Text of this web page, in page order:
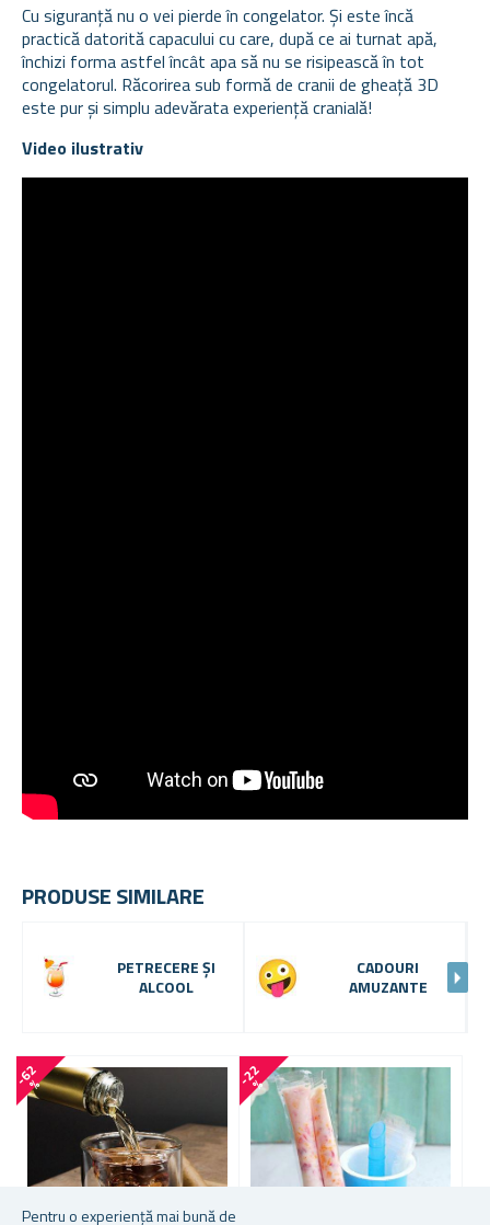
Pentru o experiență mai bună de
Cu siguranță nu o vei pierde în congelator. Și este încă
practică datorită capacului cu care, după ce ai turnat apă,
închizi forma astfel încât apa să nu se risipească în tot
congelatorul. Răcorirea sub formă de cranii de gheață 3D
este pur și simplu adevărata experiență cranială!
Video ilustrativ
PRODUSE SIMILARE
PETRECERE ȘI
ALCOOL
CADOURI
AMUZANTE
-
6
2
% -
2
2
%